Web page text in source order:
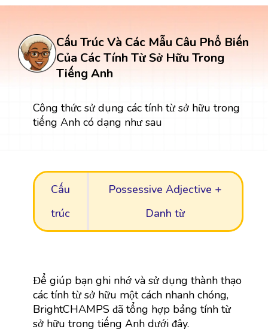
Cấu Trúc Và Các Mẫu Câu Phổ Biến
Của Các Tính Từ Sở Hữu Trong
Tiếng Anh
Công thức sử dụng các tính từ sở hữu trong
tiếng Anh có dạng như sau
Cấu
trúc
Possessive Adjective +
Danh từ
Để giúp bạn ghi nhớ và sử dụng thành thạo
các tính từ sở hữu một cách nhanh chóng,
BrightCHAMPS đã tổng hợp bảng tính từ
sở hữu trong tiếng Anh dưới đây.